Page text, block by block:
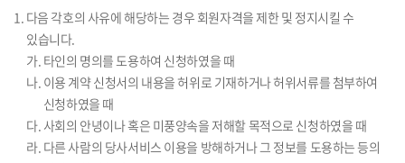
1. 다음 각호의 사유에 해당하는 경우 회원자격을 제한 및 정지시킬 수
있습니다.
가. 타인의 명의를 도용하여 신청하였을 때
나. 이용 계약 신청서의 내용을 허위로 기재하거나 허위서류를 첨부하여
신청하였을 때
다. 사회의 안녕이나 혹은 미풍양속을 저해할 목적으로 신청하였을 때
라. 다른 사람의 당사서비스 이용을 방해하거나 그 정보를 도용하는 등의